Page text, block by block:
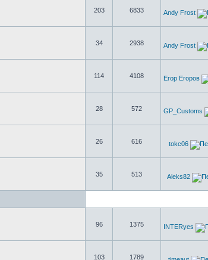
203 6833
Andy Frost
34 2938
Andy Frost
114 4108
Егор Егоров
28 572
GP_Customs
26 616
tokc06
35 513
Aleks82
96 1375
INTERyes
103 1789